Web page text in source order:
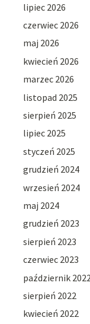
lipiec 2026
czerwiec 2026
maj 2026
kwiecień 2026
marzec 2026
listopad 2025
sierpień 2025
lipiec 2025
styczeń 2025
grudzień 2024
wrzesień 2024
maj 2024
grudzień 2023
sierpień 2023
czerwiec 2023
październik 2022
sierpień 2022
kwiecień 2022